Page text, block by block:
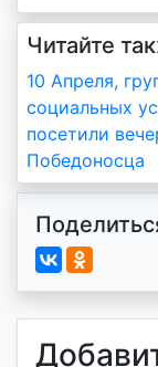
Читайте
по
10 Апреля,
социальных
посетили
Победоносца